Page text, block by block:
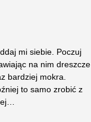
mi siebie. Poczuj
na nim dreszcze
bardziej mokra.
to samo zrobić z